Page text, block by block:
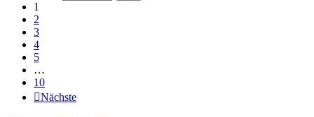
1
2
3
4
5
…
10
Nächste